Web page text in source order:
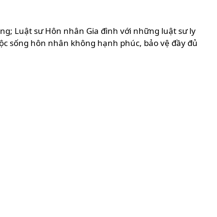
Luật sư Hôn nhân Gia đình với những luật sư ly
sống hôn nhân không hạnh phúc, bảo vệ đầy đủ